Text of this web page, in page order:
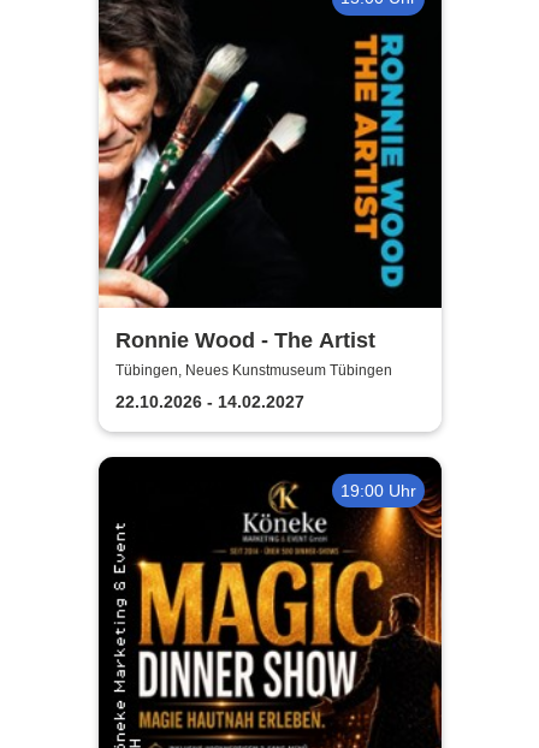
Ronnie Wood - The Artist
Tübingen, Neues Kunstmuseum Tübingen
22.10.2026 - 14.02.2027
19:00 Uhr